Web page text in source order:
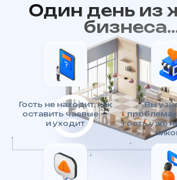
Один день из
Гость не находит, как
оставить чаевые —
и уходит
Вы
гость уже